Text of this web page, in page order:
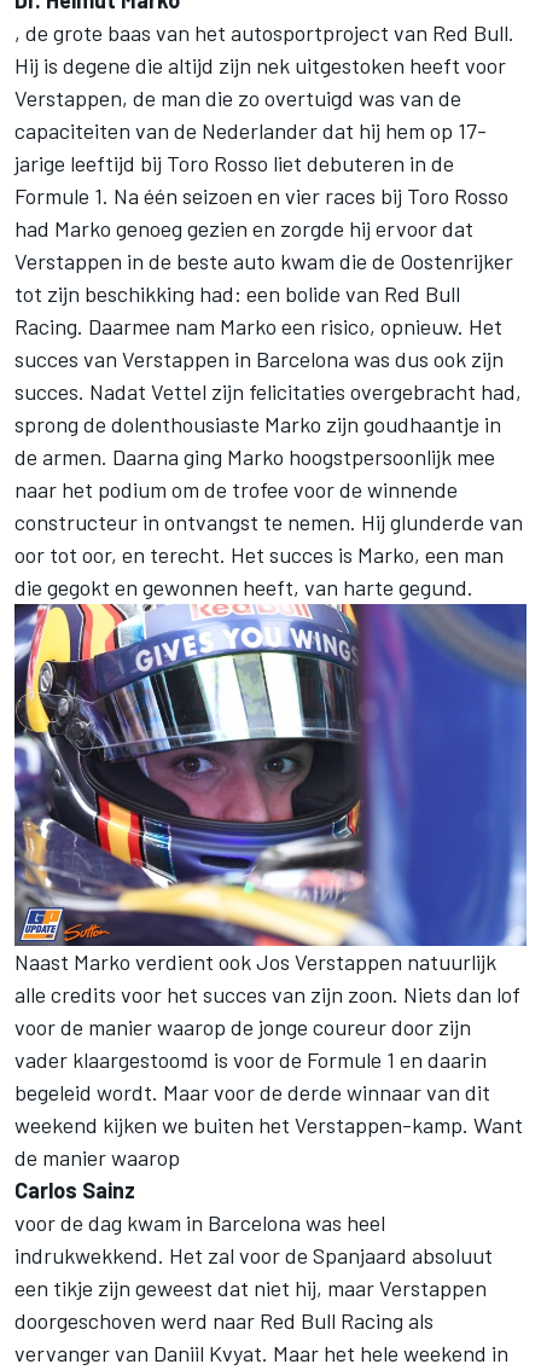
, de grote baas van het autosportproject van Red Bull.
Hij is degene die altijd zijn nek uitgestoken heeft voor
Verstappen, de man die zo overtuigd was van de
capaciteiten van de Nederlander dat hij hem op 17-
jarige leeftijd bij Toro Rosso liet debuteren in de
Formule 1. Na één seizoen en vier races bij Toro Rosso
had Marko genoeg gezien en zorgde hij ervoor dat
Verstappen in de beste auto kwam die de Oostenrijker
tot zijn beschikking had: een bolide van Red Bull
Racing. Daarmee nam Marko een risico, opnieuw. Het
succes van Verstappen in Barcelona was dus ook zijn
succes. Nadat Vettel zijn felicitaties overgebracht had,
sprong de dolenthousiaste Marko zijn goudhaantje in
de armen. Daarna ging Marko hoogstpersoonlijk mee
naar het podium om de trofee voor de winnende
constructeur in ontvangst te nemen. Hij glunderde van
oor tot oor, en terecht. Het succes is Marko, een man
die gegokt en gewonnen heeft, van harte gegund.
Naast Marko verdient ook Jos Verstappen natuurlijk
alle credits voor het succes van zijn zoon. Niets dan lof
voor de manier waarop de jonge coureur door zijn
vader klaargestoomd is voor de Formule 1 en daarin
begeleid wordt. Maar voor de derde winnaar van dit
weekend kijken we buiten het Verstappen-kamp. Want
de manier waarop
Carlos Sainz
voor de dag kwam in Barcelona was heel
indrukwekkend. Het zal voor de Spanjaard absoluut
een tikje zijn geweest dat niet hij, maar Verstappen
doorgeschoven werd naar Red Bull Racing als
vervanger van Daniil Kvyat. Maar het hele weekend in